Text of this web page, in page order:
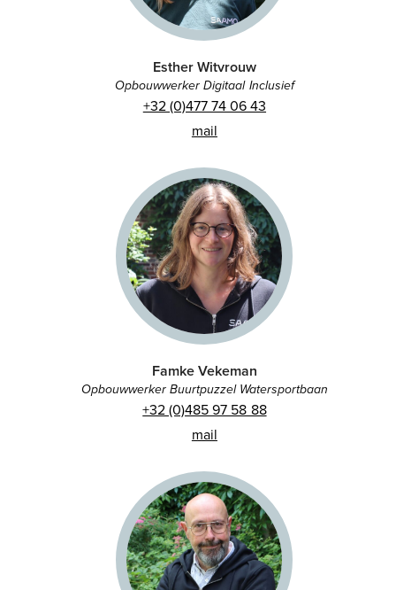
Esther Witvrouw
Opbouwwerker Digitaal Inclusief
+32 (0)477 74 06 43
mail
Famke Vekeman
Opbouwwerker Buurtpuzzel Watersportbaan
+32 (0)485 97 58 88
mail